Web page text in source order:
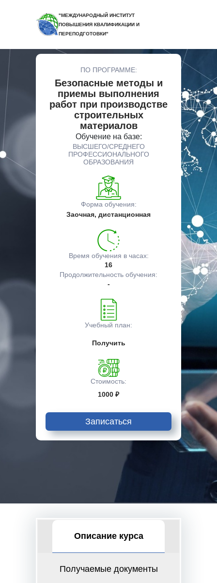
"МЕЖДУНАРОДНЫЙ ИНСТИТУТ
ПОВЫШЕНИЯ КВАЛИФИКАЦИИ И
ПЕРЕПОДГОТОВКИ"
ПО ПРОГРАММЕ:
Безопасные методы и
приемы выполнения
работ при производстве
строительных
материалов
Обучение на базе:
ВЫСШЕГО/СРЕДНЕГО
ПРОФЕССИОНАЛЬНОГО
ОБРАЗОВАНИЯ
Форма обучения:
Заочная, дистанционная
Время обучения в часах:
16
Продолжительность обучения:
-
Учебный план:
Получить
Стоимость:
1000 ₽
Записаться
Описание курса
Получаемые документы